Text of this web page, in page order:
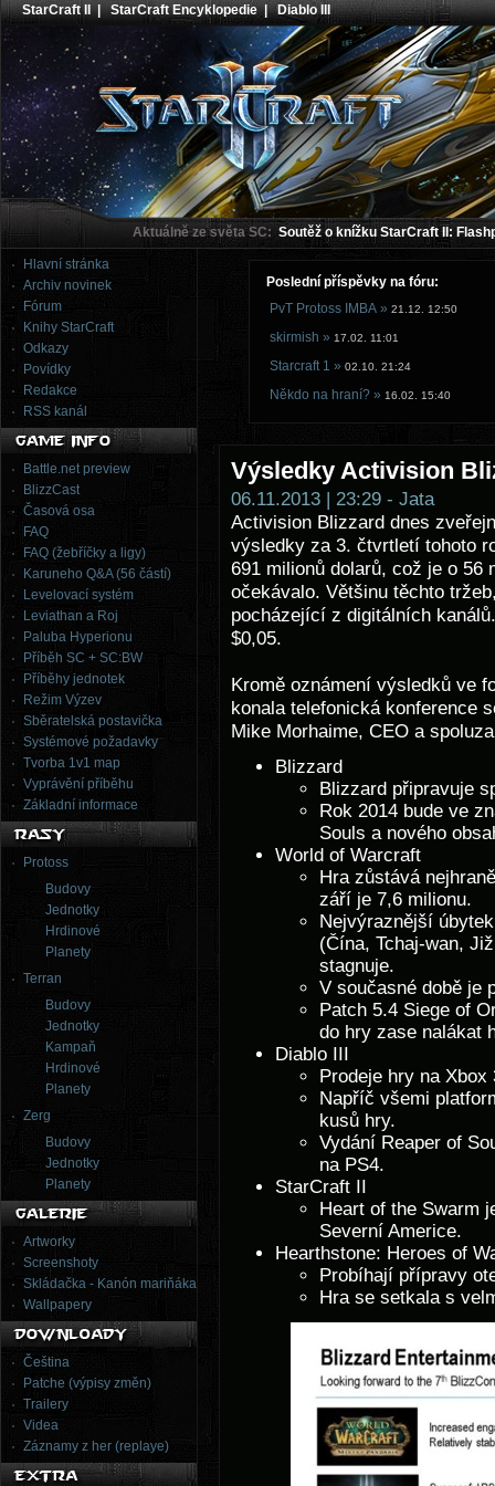
StarCraft II |StarCraft Encyklopedie|Diablo III
Aktuálně ze světa SC: Soutěž o knížku StarCraft II:
Hlavní stránka
Archiv novinek
Fórum
Knihy StarCraft
Odkazy
Povídky
Redakce
RSS kanál
Battle.net preview
BlizzCast
Časová osa
FAQ
FAQ (žebříčky a ligy)
Karuneho Q&A (56 částí)
Levelovací systém
Leviathan a Roj
Paluba Hyperionu
Příběh SC + SC:BW
Příběhy jednotek
Režim Výzev
Sběratelská postavička
Systémové požadavky
Tvorba 1v1 map
Vyprávění příběhu
Základní informace
Protoss
Budovy
Jednotky
Hrdinové
Planety
Terran
Budovy
Jednotky
Kampaň
Hrdinové
Planety
Zerg
Budovy
Jednotky
Planety
Artworky
Screenshoty
Skládačka - Kanón mariňáka
Wallpapery
Čeština
Patche (výpisy změn)
Trailery
Videa
Záznamy z her (replaye)
Poslední příspěvky na fóru:
PvT Protoss IMBA » 21.12. 12:50
skirmish » 17.02. 11:01
Starcraft 1 » 02.10. 21:24
Někdo na hraní? » 16.02. 15:40
Výsledky Activision
06.11.2013 | 23:29 - Jata
Activision Blizzard dnes
výsledky za 3. čtvrtletí tohoto
691 milionů dolarů, což je o 56
očekávalo. Většinu těchto
pocházející z digitálních
$0,05.
Kromě oznámení výsledků ve
konala telefonická konference
Mike Morhaime, CEO a
Blizzard
Blizzard připravuje
Rok 2014 bude ve
Souls a nového
World of Warcraft
Hra zůstává
září je 7,6 milionu.
Nejvýraznější
(Čína, Tchaj-wan,
stagnuje.
V současné době je
Patch 5.4 Siege of
do hry zase nalákat
Diablo III
Prodeje hry na
Napříč všemi
kusů hry.
Vydání Reaper of
na PS4.
StarCraft II
Heart of the Swarm
Severní Americe.
Hearthstone: Heroes of
Probíhají přípravy
Hra se setkala s